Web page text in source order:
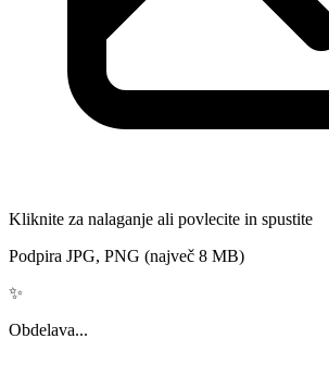
Kliknite za nalaganje ali povlecite in spustite
Podpira JPG, PNG (največ 8 MB)
✨
Obdelava...